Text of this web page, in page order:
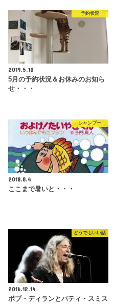
予約状況
2019.5.10
5月の予約状況＆お休みのお知ら
せ・・・
シャンプー
2018.8.4
ここまで暑いと・・・
どうでもいい話
2016.12.14
ボブ・ディランとパティ・スミス